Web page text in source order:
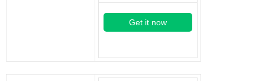
Get it now